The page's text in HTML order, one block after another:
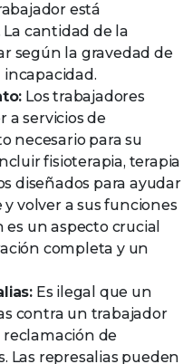
está
cantidad de la
según la gravedad de
incapacidad.
Los trabajadores
a servicios de
necesario para su
fisioterapia, terapia
diseñados para ayudar
volver a sus funciones
un aspecto crucial
completa y un
Es ilegal que un
contra un trabajador
de
Las represalias pueden